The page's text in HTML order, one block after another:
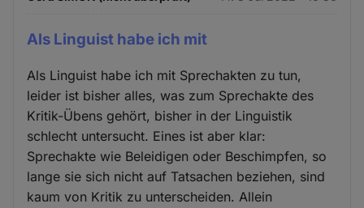
Als Linguist habe ich mit
Als Linguist habe ich mit Sprechakten zu tun,
leider ist bisher alles, was zum Sprechakte des
Kritik-Übens gehört, bisher in der Linguistik
schlecht untersucht. Eines ist aber klar:
Sprechakte wie Beleidigen oder Beschimpfen, so
lange sie sich nicht auf Tatsachen beziehen, sind
kaum von Kritik zu unterscheiden. Allein